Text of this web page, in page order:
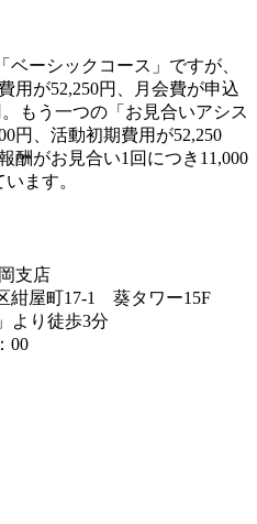
ーシックコース」ですが、
用が52,250円、月会費が申込
もう一つの「お見合いアシス
円、活動初期費用が52,250
酬がお見合い1回につき11,000
ます。
支店
紺屋町17-1 葵タワー15F
より徒歩3分
00